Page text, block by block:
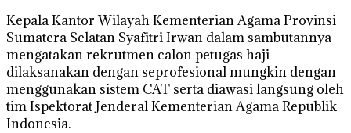
Kepala Kantor Wilayah Kementerian Agama Provinsi
Sumatera Selatan Syafitri Irwan dalam sambutannya
mengatakan rekrutmen calon petugas haji
dilaksanakan dengan seprofesional mungkin dengan
menggunakan sistem CAT serta diawasi langsung oleh
tim Ispektorat Jenderal Kementerian Agama Republik
Indonesia.